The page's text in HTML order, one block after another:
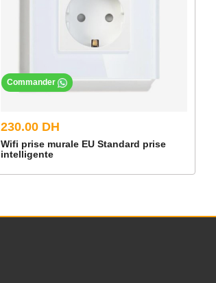
230.00 DH
Wifi prise murale EU Standard prise
intelligente
Commander